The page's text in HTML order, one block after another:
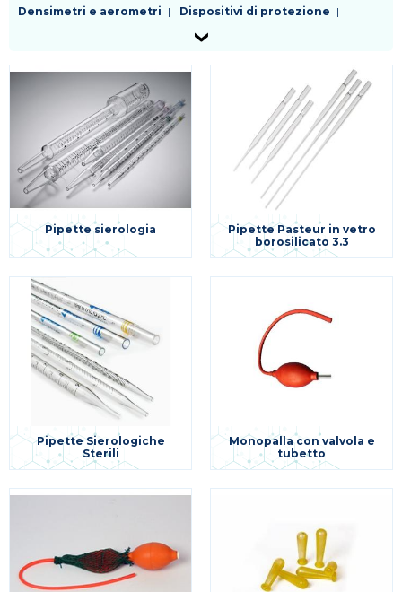
Densimetri e aerometri
Dispositivi di protezione
Filtri da laboratorio
Piastre
Pinzetteria e morsetteria
Pipette
Puntali
Reagenti
Sostegni e supporti Spatole
Tappi
Vetreria da laboratorio
Pipette sierologia
Pipette Pasteur in vetro
borosilicato 3.3
Pipette Sierologiche
Sterili
Monopalla con valvola e
tubetto